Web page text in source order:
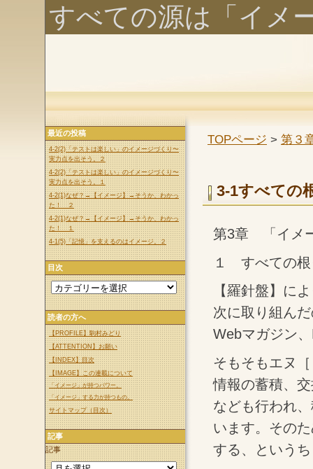
すべての源は「イメ
TOPページ > 第３
3-1すべての
第3章 「イメ
１ すべての根
【羅針盤】に
次に取り組ん
Webマガジン
そもそもエヌ
情報の蓄積、
なども行われ
います。その
する、という
最近の投稿
4-2(2)「テストは楽しい」のイメージづくり〜
実力点を出そう。２
4-2(2)「テストは楽しい」のイメージづくり〜
実力点を出そう。１
4-2(1)なぜ？→【イメージ】→そうか、わかっ
た！ ２
4-2(1)なぜ？→【イメージ】→そうか、わかっ
た！ １
4-1(5)「記憶」を支えるのはイメージ。２
目次
読者の方へ
【PROFILE】駒村みどり
【ATTENTION】お願い
【INDEX】目次
【IMAGE】この連載について
「イメージ」が持つパワー。
「イメージ」する力が持つもの。
サイトマップ（目次）
記事
記事